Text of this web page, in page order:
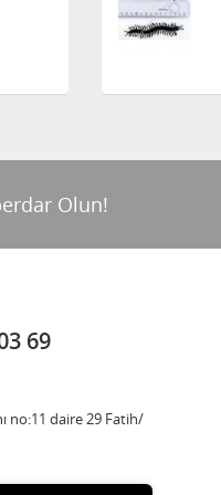
Olun!
69
no:11 daire 29 Fatih/